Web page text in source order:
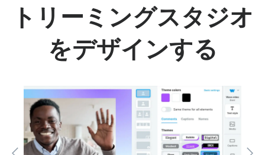
トリーミングスタジオ
をデザインする